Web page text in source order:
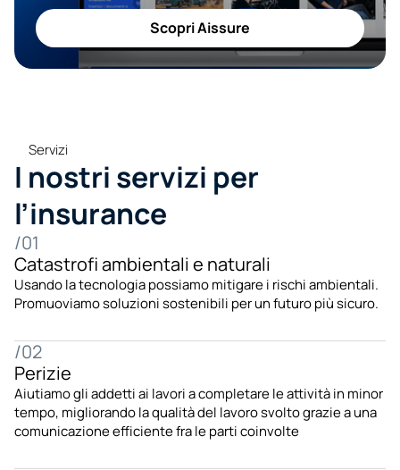
Scopri Aissure
Servizi
I nostri servizi per
l’insurance
/01
Catastrofi ambientali e naturali
Usando la tecnologia possiamo mitigare i rischi ambientali.
Promuoviamo soluzioni sostenibili per un futuro più sicuro.
/02
Perizie
Aiutiamo gli addetti ai lavori a completare le attività in minor
tempo, migliorando la qualità del lavoro svolto grazie a una
comunicazione efficiente fra le parti coinvolte